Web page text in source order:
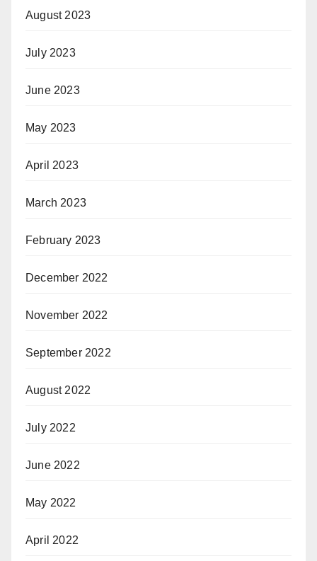
August 2023
July 2023
June 2023
May 2023
April 2023
March 2023
February 2023
December 2022
November 2022
September 2022
August 2022
July 2022
June 2022
May 2022
April 2022